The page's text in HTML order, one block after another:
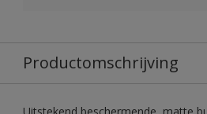
Productomschrijving